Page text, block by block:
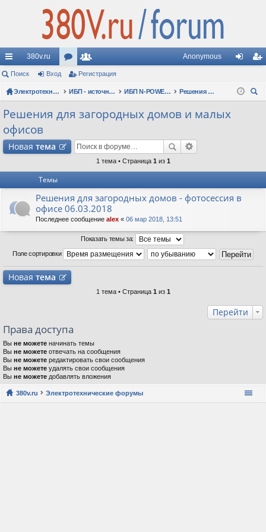
с
ы
лк
и
380v.ru
ор
ум
ол
ьз
ел
Anonymous
д ис
Поиск Вход Регистрация
Электротехнические форумы ИБП - источники бесперебойного питания ИБП N-POWER: новые модели (презентации, фотосессии, обзоры)
Решения для загородных домов и малых офисов
Решения для загородных домов и малых
офисов
Новая тема
1 тема • Страница 1 из 1
Темы
Решения для загородных домов - фотосессия в
офисе 06.03.2018
Последнее сообщение alex « 06 мар 2018, 13:51
Показать темы за:
Поле сортировки
Новая тема
1 тема • Страница 1 из 1
Перейти
Права доступа
Вы не можете начинать темы
Вы не можете отвечать на сообщения
Вы не можете редактировать свои сообщения
Вы не можете удалять свои сообщения
Вы не можете добавлять вложения
380v.ru Электротехнические форумы